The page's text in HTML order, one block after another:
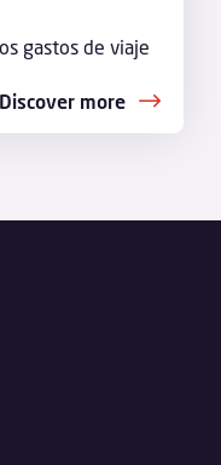
gastos de viaje
Discover more